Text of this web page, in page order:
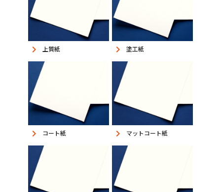
keyboard_arrow_right 上質紙 keyboard_arrow_right 塗工紙
keyboard_arrow_right コート紙 keyboard_arrow_right マットコート紙